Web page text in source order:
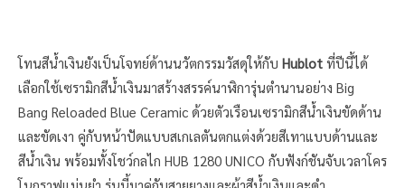
โทนสีน้ำเงินยังเป็นโจทย์ด้านนวัตกรรมวัสดุให้กับ Hublot ที่ปีนี้ได้
เลือกใช้เซรามิกสีน้ำเงินมาสร้างสรรค์นาฬิการุ่นตำนานอย่าง Big
Bang Reloaded Blue Ceramic ด้วยตัวเรือนเซรามิกสีน้ำเงินขัดด้าน
และขัดเงา คู่กับหน้าปัดแบบสเกเลตันตกแต่งด้วยสีเทาแบบด้านและ
สีน้ำเงิน พร้อมทั้งโชว์กลไก HUB 1280 UNICO กับฟังก์ชันจับเวลาโคร